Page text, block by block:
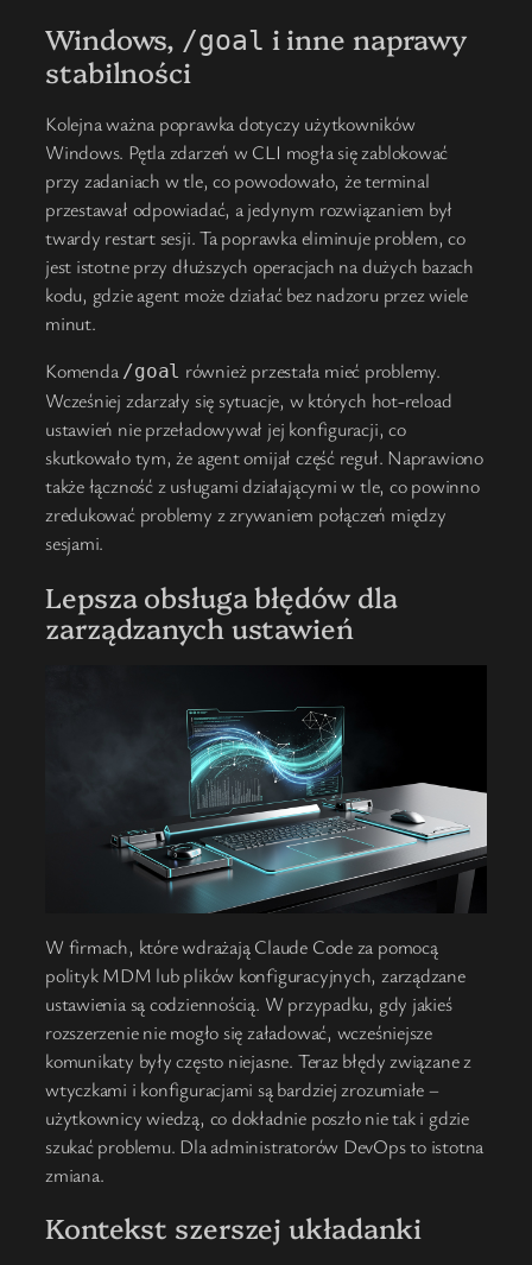
Windows, /goal i inne naprawy
stabilności
Kolejna ważna poprawka dotyczy użytkowników
Windows. Pętla zdarzeń w CLI mogła się zablokować
przy zadaniach w tle, co powodowało, że terminal
przestawał odpowiadać, a jedynym rozwiązaniem był
twardy restart sesji. Ta poprawka eliminuje problem, co
jest istotne przy dłuższych operacjach na dużych bazach
kodu, gdzie agent może działać bez nadzoru przez wiele
minut.
Komenda /goal również przestała mieć problemy.
Wcześniej zdarzały się sytuacje, w których hot-reload
ustawień nie przeładowywał jej konfiguracji, co
skutkowało tym, że agent omijał część reguł. Naprawiono
także łączność z usługami działającymi w tle, co powinno
zredukować problemy z zrywaniem połączeń między
sesjami.
Lepsza obsługa błędów dla
zarządzanych ustawień
W firmach, które wdrażają Claude Code za pomocą
polityk MDM lub plików konfiguracyjnych, zarządzane
ustawienia są codziennością. W przypadku, gdy jakieś
rozszerzenie nie mogło się załadować, wcześniejsze
komunikaty były często niejasne. Teraz błędy związane z
wtyczkami i konfiguracjami są bardziej zrozumiałe –
użytkownicy wiedzą, co dokładnie poszło nie tak i gdzie
szukać problemu. Dla administratorów DevOps to istotna
zmiana.
Kontekst szerszej układanki